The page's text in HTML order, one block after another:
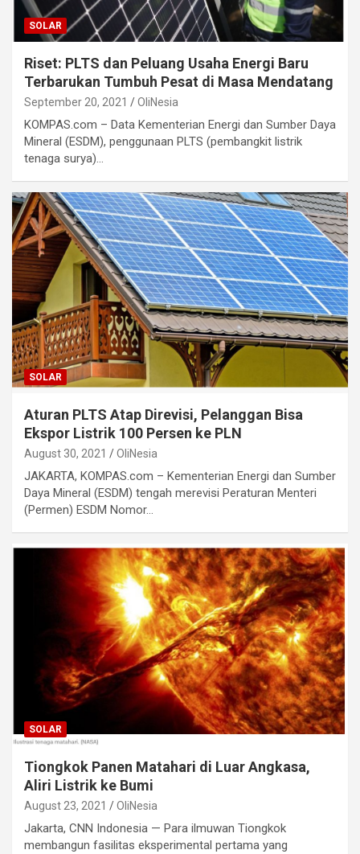
SOLAR
Riset: PLTS dan Peluang Usaha Energi Baru
Terbarukan Tumbuh Pesat di Masa Mendatang
September 20, 2021 OliNesia
KOMPAS.com – Data Kementerian Energi dan Sumber Daya
Mineral (ESDM), penggunaan PLTS (pembangkit listrik
tenaga surya)…
SOLAR
Aturan PLTS Atap Direvisi, Pelanggan Bisa
Ekspor Listrik 100 Persen ke PLN
August 30, 2021 OliNesia
JAKARTA, KOMPAS.com – Kementerian Energi dan Sumber
Daya Mineral (ESDM) tengah merevisi Peraturan Menteri
(Permen) ESDM Nomor…
SOLAR
Tiongkok Panen Matahari di Luar Angkasa,
Aliri Listrik ke Bumi
August 23, 2021 OliNesia
Jakarta, CNN Indonesia — Para ilmuwan Tiongkok
membangun fasilitas eksperimental pertama yang